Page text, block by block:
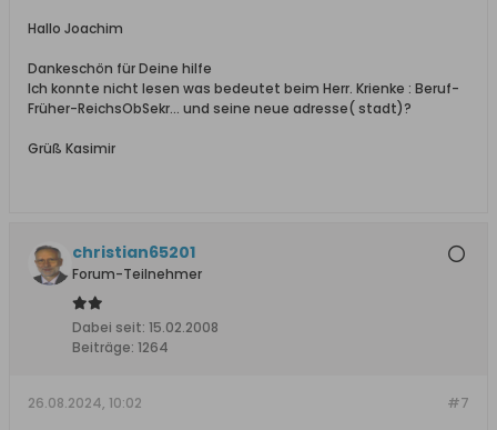
Hallo Joachim
Dankeschön für Deine hilfe
Ich konnte nicht lesen was bedeutet beim Herr. Krienke : Beruf-
Früher-ReichsObSekr... und seine neue adresse( stadt)?
Grüß Kasimir
christian65201
Forum-Teilnehmer
Dabei seit: 15.02.2008
Beiträge: 1264
#7
26.08.2024, 10:02